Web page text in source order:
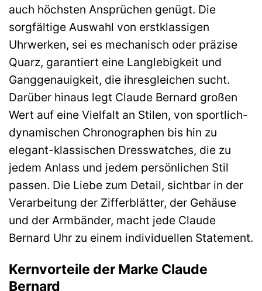
auch höchsten Ansprüchen genügt. Die
sorgfältige Auswahl von erstklassigen
Uhrwerken, sei es mechanisch oder präzise
Quarz, garantiert eine Langlebigkeit und
Ganggenauigkeit, die ihresgleichen sucht.
Darüber hinaus legt Claude Bernard großen
Wert auf eine Vielfalt an Stilen, von sportlich-
dynamischen Chronographen bis hin zu
elegant-klassischen Dresswatches, die zu
jedem Anlass und jedem persönlichen Stil
passen. Die Liebe zum Detail, sichtbar in der
Verarbeitung der Zifferblätter, der Gehäuse
und der Armbänder, macht jede Claude
Bernard Uhr zu einem individuellen Statement.
Kernvorteile der Marke Claude
Bernard